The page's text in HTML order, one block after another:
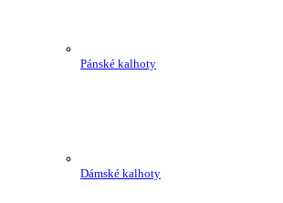
Pánské kalhoty
Dámské kalhoty